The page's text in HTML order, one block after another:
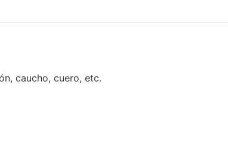
caucho, cuero, etc.